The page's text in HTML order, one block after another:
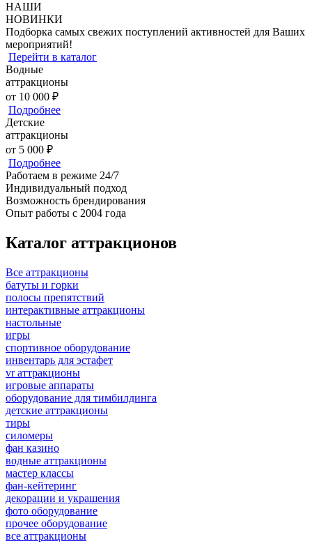
НАШИ
НОВИНКИ
Подборка самых свежих поступлений активностей для Ваших
мероприятий!
Перейти в каталог
Водные
аттракционы
от 10 000 ₽
Подробнее
Детские
аттракционы
от 5 000 ₽
Подробнее
Работаем в режиме 24/7
Индивидуальный подход
Возможность брендирования
Опыт работы с 2004 года
Каталог аттракционов
Все аттракционы
батуты и горки
полосы препятствий
интерактивные аттракционы
настольные
игры
спортивное оборудование
инвентарь для эстафет
vr аттракционы
игровые аппараты
оборудование для тимбилдинга
детские аттракционы
тиры
силомеры
фан казино
водные аттракционы
мастер классы
фан-кейтеринг
декорации и украшения
фото оборудование
прочее оборудование
все аттракционы